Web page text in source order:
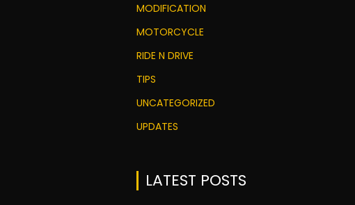
MODIFICATION
MOTORCYCLE
RIDE N DRIVE
TIPS
UNCATEGORIZED
UPDATES
LATEST POSTS